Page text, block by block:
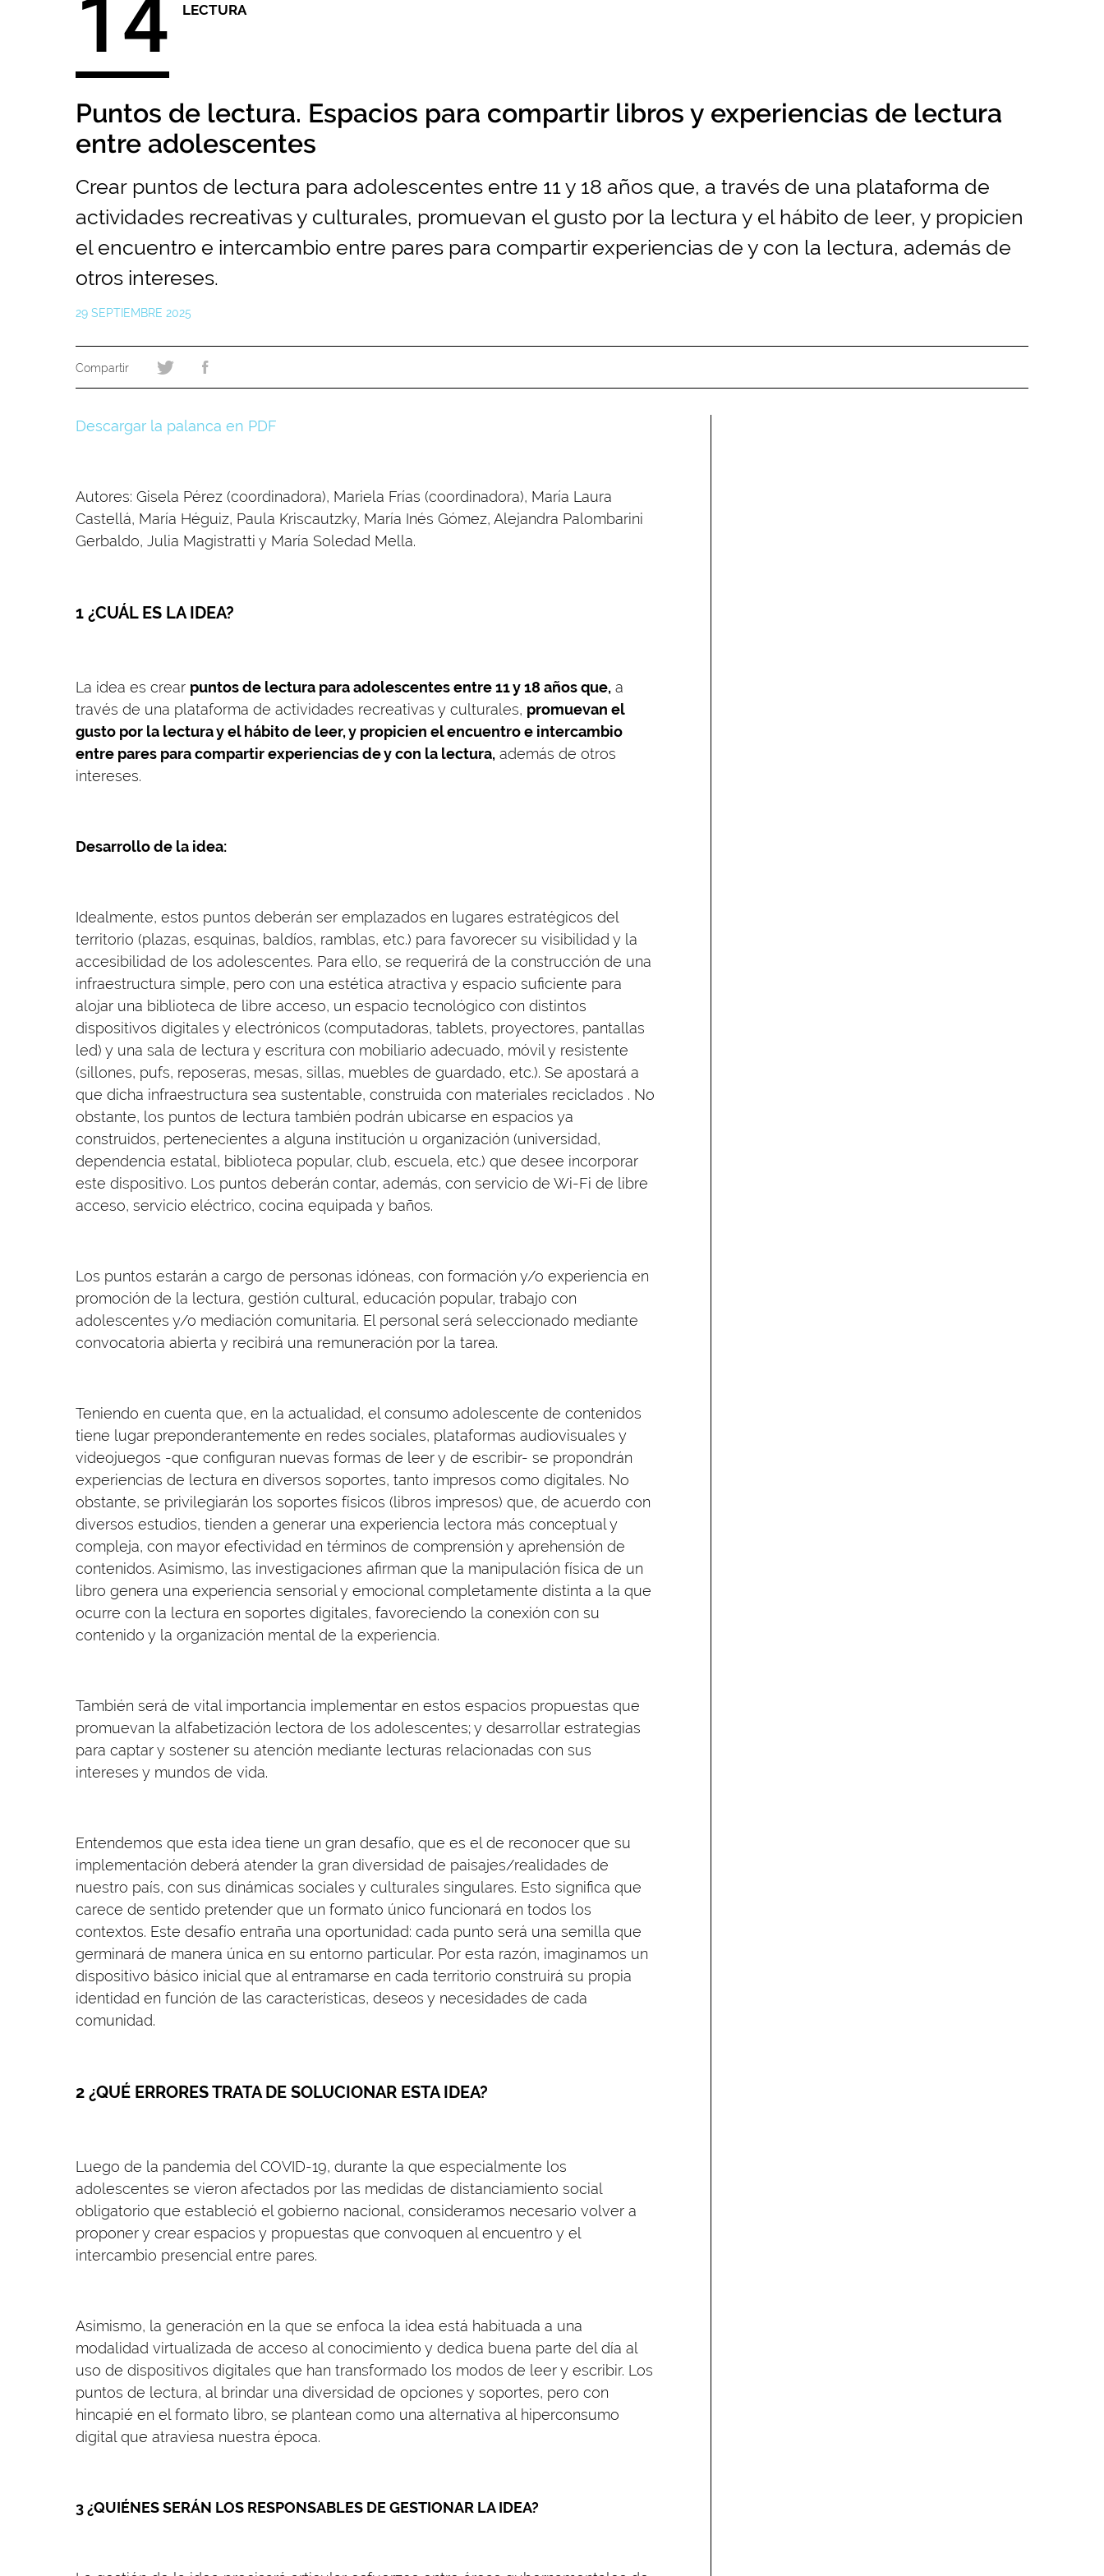
14 LECTURA
Puntos de lectura. Espacios para compartir libros y experiencias de lectura
entre adolescentes
Crear puntos de lectura para adolescentes entre 11 y 18 años que, a través de una plataforma de
actividades recreativas y culturales, promuevan el gusto por la lectura y el hábito de leer, y propicien
el encuentro e intercambio entre pares para compartir experiencias de y con la lectura, además de
otros intereses.
29 SEPTIEMBRE 2025
Descargar la palanca en PDF
Autores: Gisela Pérez (coordinadora), Mariela Frías (coordinadora), María Laura
Castellá, María Héguiz, Paula Kriscautzky, María Inés Gómez, Alejandra Palombarini
Gerbaldo, Julia Magistratti y María Soledad Mella.
1 ¿CUÁL ES LA IDEA?
La idea es crear puntos de lectura para adolescentes entre 11 y 18 años que, a
través de una plataforma de actividades recreativas y culturales, promuevan el
gusto por la lectura y el hábito de leer, y propicien el encuentro e intercambio
entre pares para compartir experiencias de y con la lectura, además de otros
intereses.
Desarrollo de la idea:
Idealmente, estos puntos deberán ser emplazados en lugares estratégicos del
territorio (plazas, esquinas, baldíos, ramblas, etc.) para favorecer su visibilidad y la
accesibilidad de los adolescentes. Para ello, se requerirá de la construcción de una
infraestructura simple, pero con una estética atractiva y espacio suficiente para
alojar una biblioteca de libre acceso, un espacio tecnológico con distintos
dispositivos digitales y electrónicos (computadoras, tablets, proyectores, pantallas
led) y una sala de lectura y escritura con mobiliario adecuado, móvil y resistente
(sillones, pufs, reposeras, mesas, sillas, muebles de guardado, etc.). Se apostará a
que dicha infraestructura sea sustentable, construida con materiales reciclados . No
obstante, los puntos de lectura también podrán ubicarse en espacios ya
construidos, pertenecientes a alguna institución u organización (universidad,
dependencia estatal, biblioteca popular, club, escuela, etc.) que desee incorporar
este dispositivo. Los puntos deberán contar, además, con servicio de Wi-Fi de libre
acceso, servicio eléctrico, cocina equipada y baños.
Los puntos estarán a cargo de personas idóneas, con formación y/o experiencia en
promoción de la lectura, gestión cultural, educación popular, trabajo con
adolescentes y/o mediación comunitaria. El personal será seleccionado mediante
convocatoria abierta y recibirá una remuneración por la tarea.
Teniendo en cuenta que, en la actualidad, el consumo adolescente de contenidos
tiene lugar preponderantemente en redes sociales, plataformas audiovisuales y
videojuegos -que configuran nuevas formas de leer y de escribir- se propondrán
experiencias de lectura en diversos soportes, tanto impresos como digitales. No
obstante, se privilegiarán los soportes físicos (libros impresos) que, de acuerdo con
diversos estudios, tienden a generar una experiencia lectora más conceptual y
compleja, con mayor efectividad en términos de comprensión y aprehensión de
contenidos. Asimismo, las investigaciones afirman que la manipulación física de un
libro genera una experiencia sensorial y emocional completamente distinta a la que
ocurre con la lectura en soportes digitales, favoreciendo la conexión con su
contenido y la organización mental de la experiencia.
También será de vital importancia implementar en estos espacios propuestas que
promuevan la alfabetización lectora de los adolescentes; y desarrollar estrategias
para captar y sostener su atención mediante lecturas relacionadas con sus
intereses y mundos de vida.
Entendemos que esta idea tiene un gran desafío, que es el de reconocer que su
implementación deberá atender la gran diversidad de paisajes/realidades de
nuestro país, con sus dinámicas sociales y culturales singulares. Esto significa que
carece de sentido pretender que un formato único funcionará en todos los
contextos. Este desafío entraña una oportunidad: cada punto será una semilla que
germinará de manera única en su entorno particular. Por esta razón, imaginamos un
dispositivo básico inicial que al entramarse en cada territorio construirá su propia
identidad en función de las características, deseos y necesidades de cada
comunidad.
2 ¿QUÉ ERRORES TRATA DE SOLUCIONAR ESTA IDEA?
Luego de la pandemia del COVID-19, durante la que especialmente los
adolescentes se vieron afectados por las medidas de distanciamiento social
obligatorio que estableció el gobierno nacional, consideramos necesario volver a
proponer y crear espacios y propuestas que convoquen al encuentro y el
intercambio presencial entre pares.
Asimismo, la generación en la que se enfoca la idea está habituada a una
modalidad virtualizada de acceso al conocimiento y dedica buena parte del día al
uso de dispositivos digitales que han transformado los modos de leer y escribir. Los
puntos de lectura, al brindar una diversidad de opciones y soportes, pero con
hincapié en el formato libro, se plantean como una alternativa al hiperconsumo
digital que atraviesa nuestra época.
3 ¿QUIÉNES SERÁN LOS RESPONSABLES DE GESTIONAR LA IDEA?